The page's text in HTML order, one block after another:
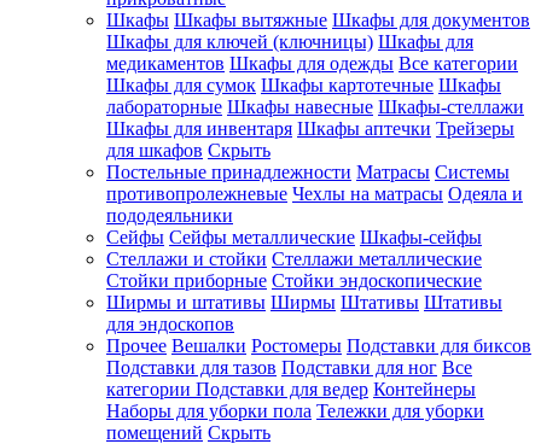
Шкафы Шкафы вытяжные Шкафы для документов
Шкафы для ключей (ключницы) Шкафы для
медикаментов Шкафы для одежды Все категории
Шкафы для сумок Шкафы картотечные Шкафы
лабораторные Шкафы навесные Шкафы-стеллажи
Шкафы для инвентаря Шкафы аптечки Трейзеры
для шкафов Скрыть
Постельные принадлежности Матрасы Системы
противопролежневые Чехлы на матрасы Одеяла и
пододеяльники
Сейфы Сейфы металлические Шкафы-сейфы
Стеллажи и стойки Стеллажи металлические
Стойки приборные Стойки эндоскопические
Ширмы и штативы Ширмы Штативы Штативы
для эндоскопов
Прочее Вешалки Ростомеры Подставки для биксов
Подставки для тазов Подставки для ног Все
категории Подставки для ведер Контейнеры
Наборы для уборки пола Тележки для уборки
помещений Скрыть